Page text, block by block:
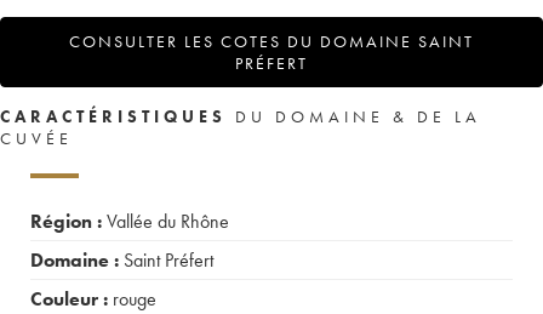
CONSULTER LES COTES DU DOMAINE SAINT
PRÉFERT
CARACTÉRISTIQUES
DU DOMAINE & DE LA
CUVÉE
Région :Vallée du Rhône
Domaine : Saint Préfert
Couleur : rouge